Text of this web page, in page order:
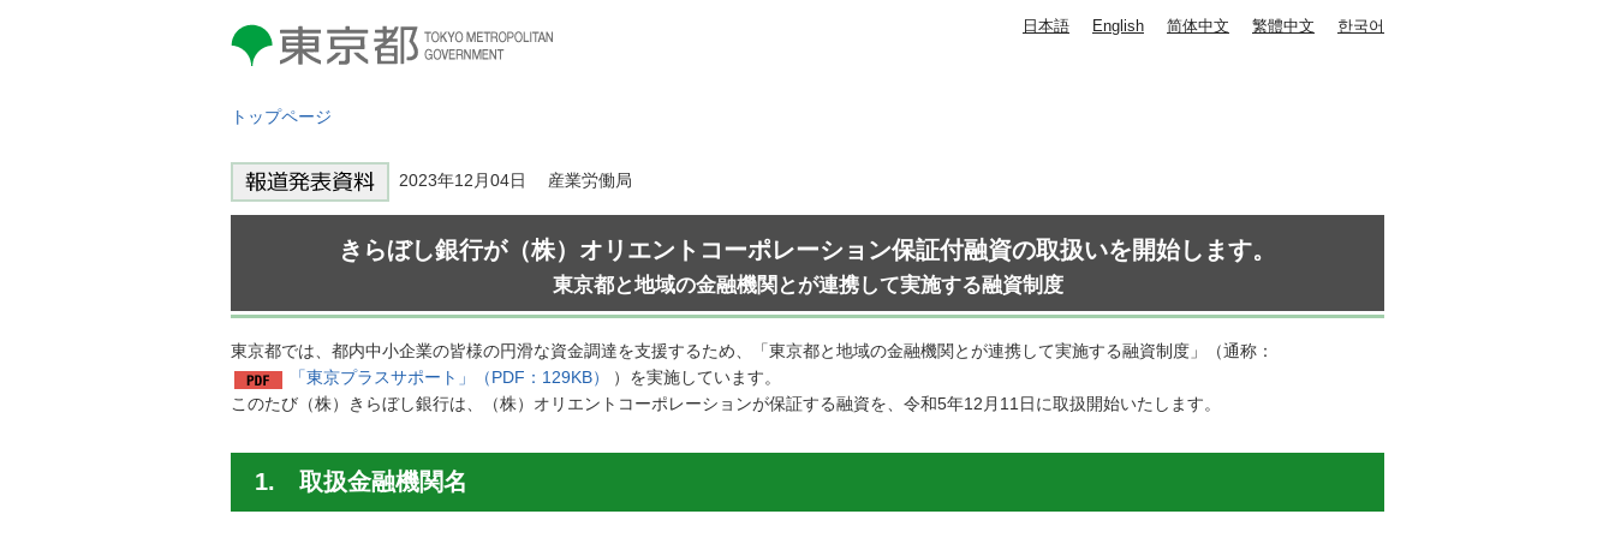
東京都 TOKYO METROPOLITAN
GOVERNMENT
日本語 English 简体中文 繁體中文 한국어
トップページ
2023年12月04日 産業労働局
きらぼし銀行が（株）オリエントコーポレーション保証付融資の取扱いを開始します。
東京都と地域の金融機関とが連携して実施する融資制度
東京都では、都内中小企業の皆様の円滑な資金調達を支援するため、「東京都と地域の金融機関とが連携して実施する融資制度」（通称：
「東京プラスサポート」（PDF：129KB）
）を実施しています。
このたび（株）きらぼし銀行は、（株）オリエントコーポレーションが保証する融資を、令和5年12月11日に取扱開始いたします。
1. 取扱金融機関名